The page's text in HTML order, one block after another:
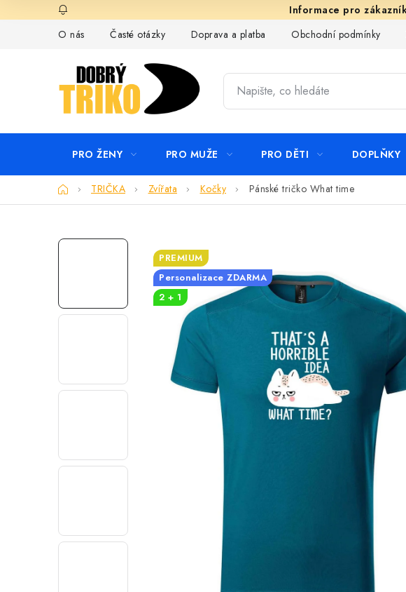
na
O nás
Časté otázky Doprava a platba Obchodní podmínky
PRO ŽENY PRO MUŽE PRO DĚTI DOPLŇKY
DomůTRIČKA Zvířata Kočky Pánské tričko What time
PREMIUM
Personalizace ZDARMA
2 + 1